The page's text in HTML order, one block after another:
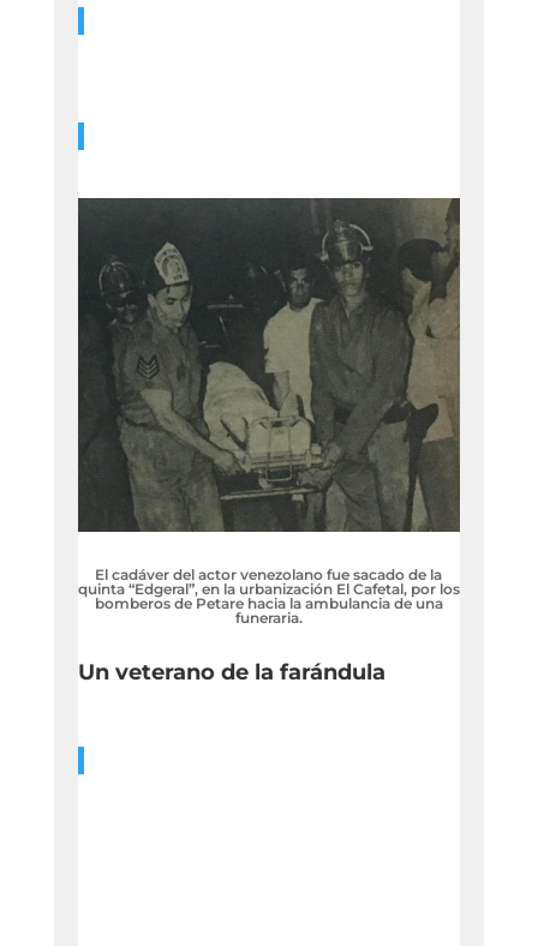
El cadáver del actor venezolano fue sacado de la
quinta “Edgeral”, en la urbanización El Cafetal, por los
bomberos de Petare hacia la ambulancia de una
funeraria.
Un veterano de la farándula